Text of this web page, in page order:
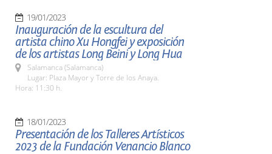
19/01/2023
Inauguración de la escultura del
artista chino Xu Hongfei y exposición
de los artistas Long Beini y Long Hua
Salamanca (Salamanca)
Lugar: Plaza Mayor y Torre de los Anaya.
Hora: 11:30 h.
18/01/2023
Presentación de los Talleres Artísticos
2023 de la Fundación Venancio Blanco